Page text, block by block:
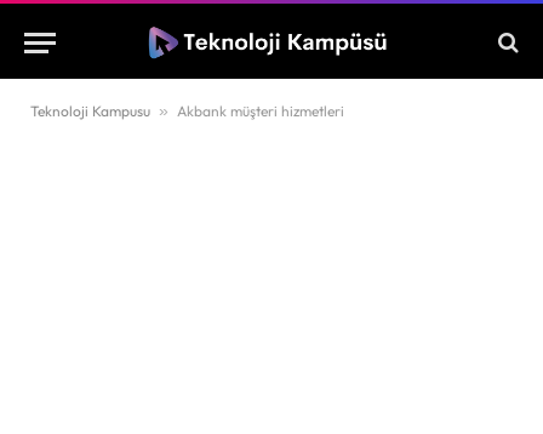
Teknoloji Kampusu » Akbank müşteri hizmetleri